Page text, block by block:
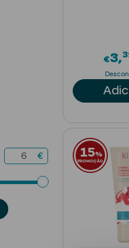
€
€3
15%
PROMOÇÃO